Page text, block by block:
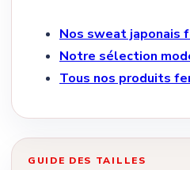
Nos sweat japonais
Notre sélection
Tous nos produits
GUIDE DES TAILLES